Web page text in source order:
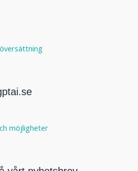
möjligheter